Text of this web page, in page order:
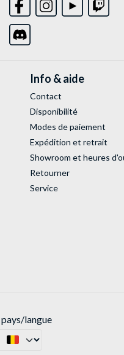
Info & aide
Contact
Disponibilité
Modes de paiement
Expédition et retrait
Showroom et heures
Retourner
Service
langue